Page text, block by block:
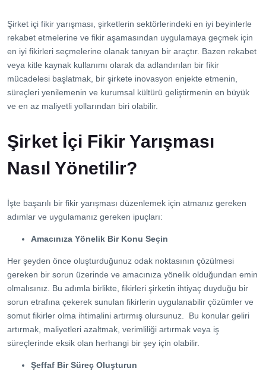
Şirket içi fikir yarışması, şirketlerin sektörlerindeki en iyi beyinlerle
rekabet etmelerine ve fikir aşamasından uygulamaya geçmek için
en iyi fikirleri seçmelerine olanak tanıyan bir araçtır. Bazen rekabet
veya kitle kaynak kullanımı olarak da adlandırılan bir fikir
mücadelesi başlatmak, bir şirkete inovasyon enjekte etmenin,
süreçleri yenilemenin ve kurumsal kültürü geliştirmenin en büyük
ve en az maliyetli yollarından biri olabilir.
Şirket İçi Fikir Yarışması
Nasıl Yönetilir?
İşte başarılı bir fikir yarışması düzenlemek için atmanız gereken
adımlar ve uygulamanız gereken ipuçları:
Amacınıza Yönelik Bir Konu Seçin
Her şeyden önce oluşturduğunuz odak noktasının çözülmesi
gereken bir sorun üzerinde ve amacınıza yönelik olduğundan emin
olmalısınız. Bu adımla birlikte, fikirleri şirketin ihtiyaç duyduğu bir
sorun etrafına çekerek sunulan fikirlerin uygulanabilir çözümler ve
somut fikirler olma ihtimalini artırmış olursunuz. Bu konular geliri
artırmak, maliyetleri azaltmak, verimliliği artırmak veya iş
süreçlerinde eksik olan herhangi bir şey için olabilir.
Şeffaf Bir Süreç Oluşturun